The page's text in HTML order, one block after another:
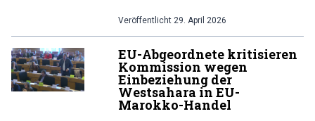
Veröffentlicht 29. April 2026
EU-Abgeordnete kritisieren
Kommission wegen
Einbeziehung der
Westsahara in EU-
Marokko-Handel